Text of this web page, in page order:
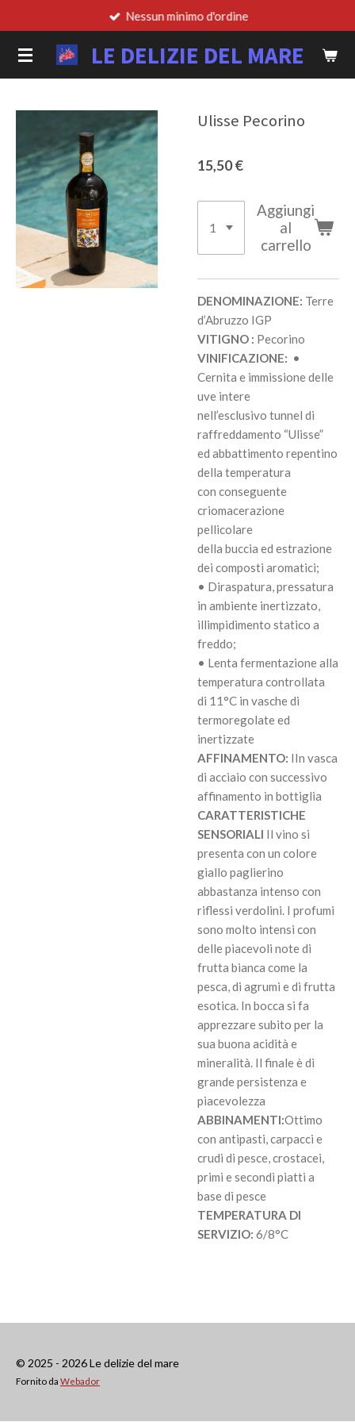
al
contenuto
LE DELIZIE DEL MARE
Nessun minimo d'ordine
Ulisse Pecorino
15,50 €
Aggiungi
al
carrello
DENOMINAZIONE: Terre
d’Abruzzo IGP
VITIGNO : Pecorino
VINIFICAZIONE: •
Cernita e immissione delle
uve intere
nell’esclusivo tunnel di
raffreddamento “Ulisse”
ed abbattimento repentino
della temperatura
con conseguente
criomacerazione
pellicolare
della buccia ed estrazione
dei composti aromatici;
• Diraspatura, pressatura
in ambiente inertizzato,
illimpidimento statico a
freddo;
• Lenta fermentazione alla
temperatura controllata
di 11°C in vasche di
termoregolate ed
inertizzate
AFFINAMENTO: IIn vasca
di acciaio con successivo
affinamento in bottiglia
CARATTERISTICHE
SENSORIALI Il vino si
presenta con un colore
giallo paglierino
abbastanza intenso con
riflessi verdolini. I profumi
sono molto intensi con
delle piacevoli note di
frutta bianca come la
pesca, di agrumi e di frutta
esotica. In bocca si fa
apprezzare subito per la
sua buona acidità e
mineralità. Il finale è di
grande persistenza e
piacevolezza
ABBINAMENTI:Ottimo
con antipasti, carpacci e
crudi di pesce, crostacei,
primi e secondi piatti a
base di pesce
TEMPERATURA DI
SERVIZIO: 6/8°C
© 2025 - 2026 Le delizie del mare
Fornito da Webador